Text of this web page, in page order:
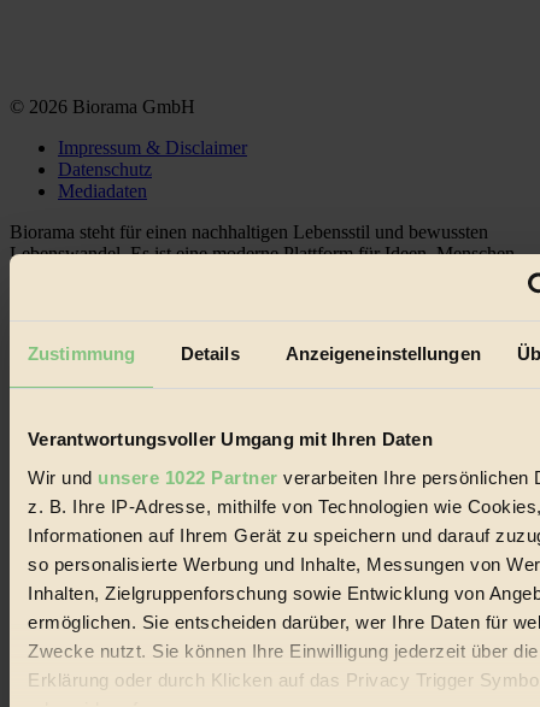
Zustimmung Details Anzeigeneinstellungen
Verantwortungsvoller Umgang mit Ihren Daten
Wir und unsere 1022 Partner verarbeiten Ihre persönlichen
z. B. Ihre IP-Adresse, mithilfe von Technologien wie
Informationen auf Ihrem Gerät zu speichern und darauf
so personalisierte Werbung und Inhalte, Messungen von
Inhalten, Zielgruppenforschung sowie Entwicklung von
ermöglichen. Sie entscheiden darüber, wer Ihre Daten für
Zwecke nutzt. Sie können Ihre Einwilligung jederzeit über
Erklärung oder durch Klicken auf das Privacy Trigger
© 2026 Biorama GmbH
Impressum & Disclaimer
Datenschutz
Mediadaten
Biorama steht für einen nachhaltigen Lebensstil und bewussten
Lebenswandel. Es ist eine moderne Plattform für Ideen, Menschen
alternativer Energien.
Social Media
Themen
Bio